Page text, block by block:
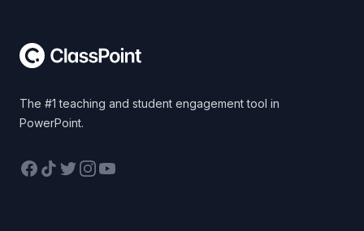
The #1 teaching and student engagement tool in
PowerPoint.
Facebook
TikTokTwitterInstagram
YouTube